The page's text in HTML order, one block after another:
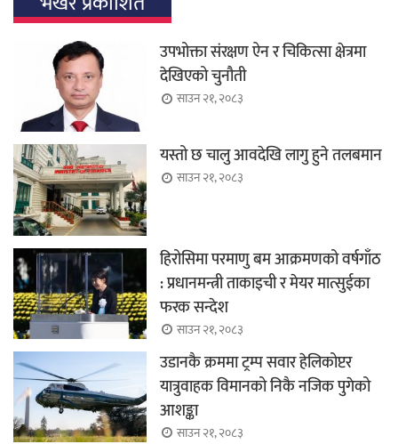
उपभोक्ता संरक्षण ऐन र चिकित्सा क्षेत्रमा
देखिएको चुनौती
साउन २१, २०८३
यस्तो छ चालु आवदेखि लागु हुने तलबमान
साउन २१, २०८३
हिरोसिमा परमाणु बम आक्रमणको वर्षगाँठ
: प्रधानमन्त्री ताकाइची र मेयर मात्सुईका
फरक सन्देश
साउन २१, २०८३
उडानकै क्रममा ट्रम्प सवार हेलिकोप्टर
यात्रुवाहक विमानको निकै नजिक पुगेको
आशङ्का
साउन २१, २०८३